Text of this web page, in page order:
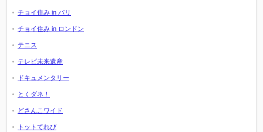
チョイ住み in パリ
チョイ住み in ロンドン
テニス
テレビ未来遺産
ドキュメンタリー
とくダネ！
どさんこワイド
トットてれび